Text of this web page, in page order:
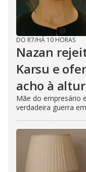
DO R7/HÁ 10 HORAS
Nazan
Karsu e
acho à
Mãe do empresário
verdadeira guerra